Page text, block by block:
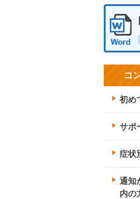
コ
初め
サポ
症状
通知
内の